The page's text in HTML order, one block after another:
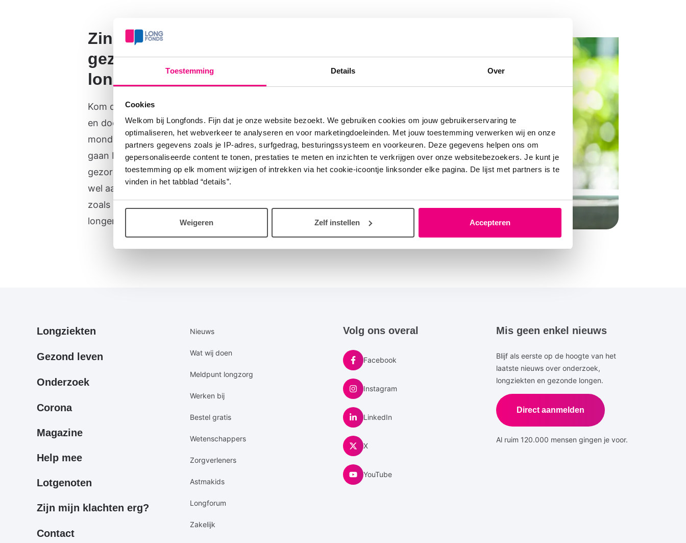
Toestemming Details Over
Cookies
Welkom bij Longfonds. Fijn dat je onze website bezoekt. We gebruiken cookies om jouw gebruikerservaring te
optimaliseren, het webverkeer te analyseren en voor marketingdoeleinden. Met jouw toestemming verwerken wij en onze
partners gegevens zoals je IP-adres, surfgedrag, besturingssysteem en voorkeuren. Deze gegevens helpen ons om
gepersonaliseerde content te tonen, prestaties te meten en inzichten te verkrijgen over onze websitebezoekers. Je kunt je
toestemming op elk moment wijzigen of intrekken via het cookie-icoontje linksonder elke pagina. De lijst met partners is te
vinden in het tabblad “details”.
Weigeren Zelf instellen Accepteren
Zin in een super leuke en
gezellige work-out voor je
longen?
Kom dan op 24 juni naar Longpunt Nieuwegein
en doe mee met de kennismakingsles
mondharmonica. Docent Hans de Vries zal deze
gaan begeleiden. Voor mondharmonica's wordt
gezorgd, maar OP=OP, dus aanmelden wordt
wel aanbevolen. Mondharmonica spelen is net
zoals zingen een prachtige training voor de
longen. Doe je gezellig mee?
Primair
Longziekten
Gezond leven
Onderzoek
Corona
Magazine
Help mee
Lotgenoten
Zijn mijn klachten erg?
Contact
Secundaire
Nieuws
Wat wij doen
Meldpunt longzorg
Werken bij
Bestel gratis
Wetenschappers
Zorgverleners
Astmakids
Longforum
Zakelijk
Volg ons overal
Facebook
Instagram
LinkedIn
X
YouTube
Mis geen enkel nieuws
Blijf als eerste op de hoogte van het
laatste nieuws over onderzoek,
longziekten en gezonde longen.
Direct aanmelden
Al ruim 120.000 mensen gingen je voor.